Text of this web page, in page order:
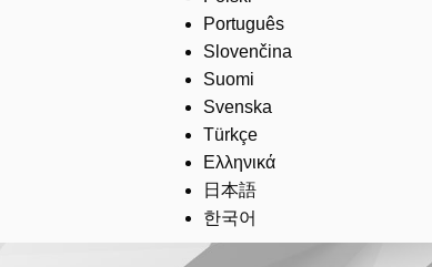
Português
Slovenčina
Suomi
Svenska
Türkçe
Ελληνικά
日本語
한국어